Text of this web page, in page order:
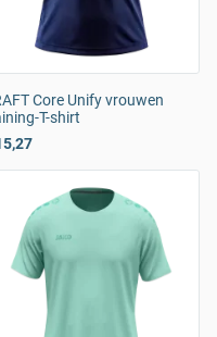
Core Unify vrouwen
T-shirt